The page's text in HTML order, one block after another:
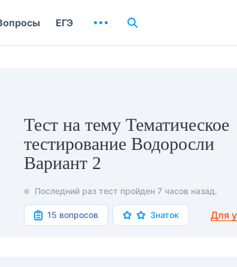
Тест на тему Тематическое
тестирование Водоросли
Вариант 2
Последний раз тест пройден 7 часов назад.
15 вопросов Знаток Для
ЕГЭ